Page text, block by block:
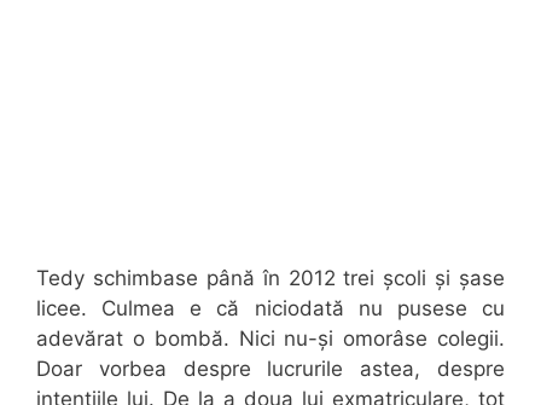
Tedy schimbase până în 2012 trei școli și șase
licee. Culmea e că niciodată nu pusese cu
adevărat o bombă. Nici nu-și omorâse colegii.
Doar vorbea despre lucrurile astea, despre
intențiile lui. De la a doua lui exmatriculare, tot